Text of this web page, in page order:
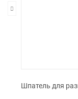
Шпатель для